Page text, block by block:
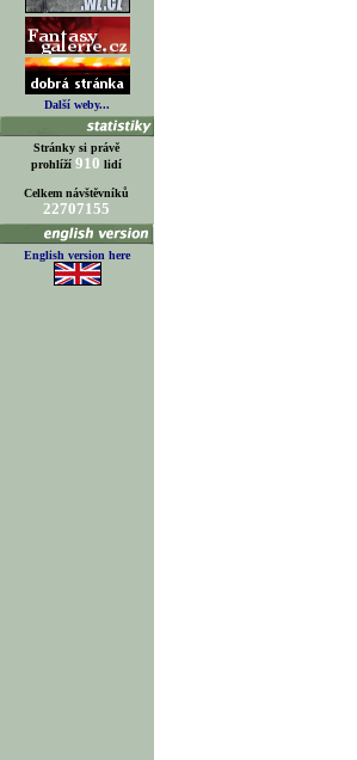
Další weby...
Stránky si právě
prohlíží 910 lidí
Celkem návštěvníků
22707155
English version here